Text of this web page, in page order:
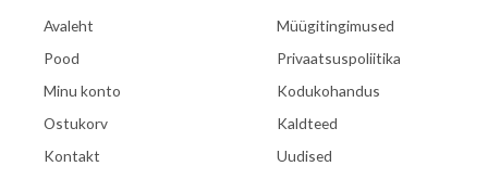
Avaleht
Pood
Minu konto
Ostukorv
Kontakt
Müügitingimused
Privaatsuspoliitika
Kodukohandus
Kaldteed
Uudised